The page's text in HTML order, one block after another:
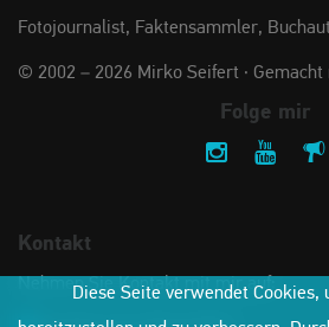
Fotojournalist, Faktensammler,
© 2002 – 2026 Mirko Seifert · Gemacht
Folge mir
Kontakt
Nehmen Sie Kontakt mit mir auf:
Diese Seite verwendet Cookies,